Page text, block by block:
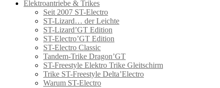
Elektroantriebe & Trikes
Seit 2007 ST-Electro
ST-Lizard… der Leichte
ST-Lizard’GT Edition
ST-Electro’GT Edition
ST-Electro Classic
Tandem-Trike Dragon’GT
ST-Freestyle Elektro Trike Gleitschirm
Trike ST-Freestyle Delta’Electro
Warum ST-Electro